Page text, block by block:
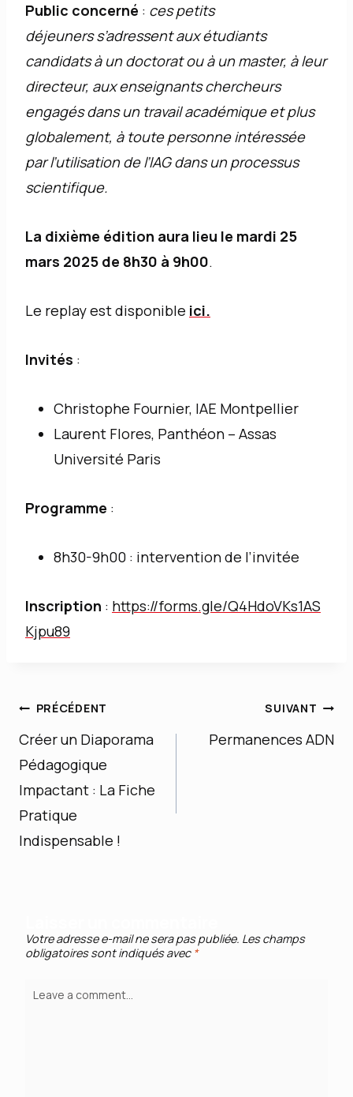
Public concerné : ces petits
déjeuners s’adressent aux étudiants
candidats à un doctorat ou à un master, à leur
directeur, aux enseignants chercheurs
engagés dans un travail académique et plus
globalement, à toute personne intéressée
par l’utilisation de l’IAG dans un processus
scientifique.
La dixième édition aura lieu le mardi 25
mars 2025 de 8h30 à 9h00.
Le replay est disponible ici.
Invités :
Christophe Fournier, IAE Montpellier
Laurent Flores, Panthéon – Assas
Université Paris
Programme :
8h30-9h00 : intervention de l’invitée
Inscription : https://forms.gle/Q4HdoVKs1AS
Kjpu89
Navigation
de
l’article
PRÉCÉDENT
Créer un Diaporama
Pédagogique
Impactant : La Fiche
Pratique
Indispensable !
SUIVANT
Permanences ADN
Votre adresse e-mail ne sera pas publiée. Les champs
obligatoires sont indiqués avec *